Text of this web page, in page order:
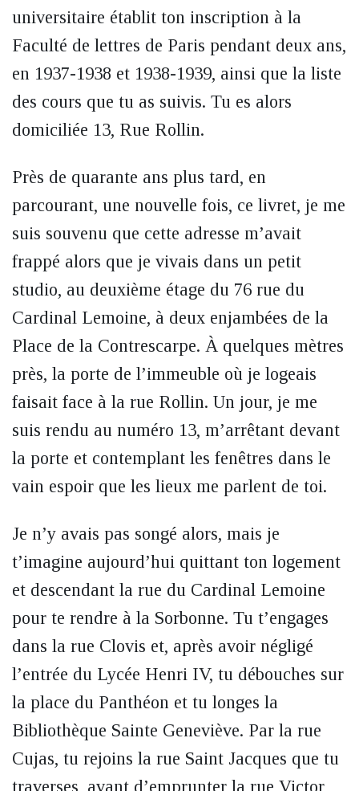
universitaire établit ton inscription à la
Faculté de lettres de Paris pendant deux ans,
en 1937-1938 et 1938-1939, ainsi que la liste
des cours que tu as suivis. Tu es alors
domiciliée 13, Rue Rollin.
Près de quarante ans plus tard, en
parcourant, une nouvelle fois, ce livret, je me
suis souvenu que cette adresse m’avait
frappé alors que je vivais dans un petit
studio, au deuxième étage du 76 rue du
Cardinal Lemoine, à deux enjambées de la
Place de la Contrescarpe. À quelques mètres
près, la porte de l’immeuble où je logeais
faisait face à la rue Rollin. Un jour, je me
suis rendu au numéro 13, m’arrêtant devant
la porte et contemplant les fenêtres dans le
vain espoir que les lieux me parlent de toi.
Je n’y avais pas songé alors, mais je
t’imagine aujourd’hui quittant ton logement
et descendant la rue du Cardinal Lemoine
pour te rendre à la Sorbonne. Tu t’engages
dans la rue Clovis et, après avoir négligé
l’entrée du Lycée Henri IV, tu débouches sur
la place du Panthéon et tu longes la
Bibliothèque Sainte Geneviève. Par la rue
Cujas, tu rejoins la rue Saint Jacques que tu
traverses, avant d’emprunter la rue Victor